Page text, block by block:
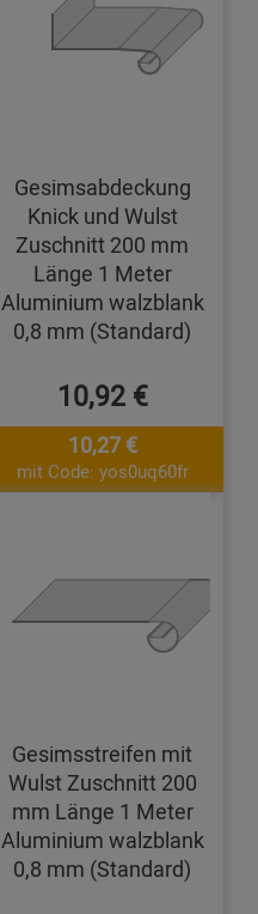
Gesimsabdeckung
Knick und Wulst
Zuschnitt 200 mm
Länge 1 Meter
Aluminium walzblank
0,8 mm (Standard)
10,92 €
10,27 €
mit Code: yos0uq60fr
Gesimsstreifen mit
Wulst Zuschnitt 200
mm Länge 1 Meter
Aluminium walzblank
0,8 mm (Standard)